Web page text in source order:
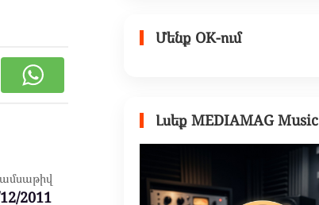
ամսաթիվ
2011
Մենք OK-ում
Լսեք MEDIAMAG Music